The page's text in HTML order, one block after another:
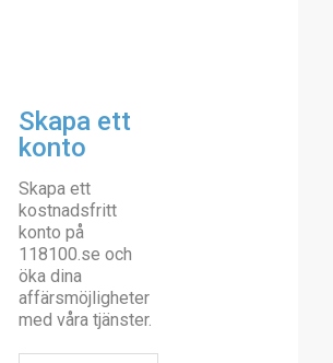
Skapa ett
konto
Skapa ett
kostnadsfritt
konto på
118100.se och
öka dina
affärsmöjligheter
med våra tjänster.